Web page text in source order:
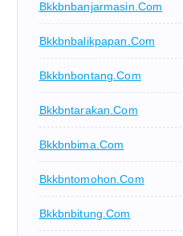
Bkkbnbanjarmasin.com
Bkkbnbalikpapan.com
Bkkbnbontang.com
Bkkbntarakan.com
Bkkbnbima.com
Bkkbntomohon.com
Bkkbnbitung.com